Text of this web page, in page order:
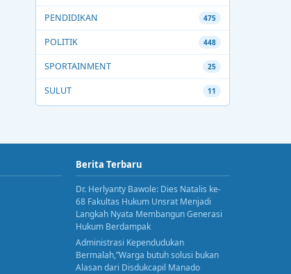
PENDIDIKAN 475
POLITIK 448
SPORTAINMENT 25
SULUT 11
Berita Terbaru
Dr. Herlyanty Bawole: Dies Natalis ke-
68 Fakultas Hukum Unsrat Menjadi
Langkah Nyata Membangun Generasi
Hukum Berdampak
Administrasi Kependudukan
Bermalah,”Warga butuh solusi bukan
Alasan dari Disdukcapil Manado